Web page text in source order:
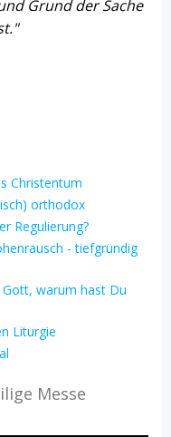
Grund der Sache
Christentum
orthodox
Regulierung?
- tiefgründig
warum hast Du
Liturgie
Messe